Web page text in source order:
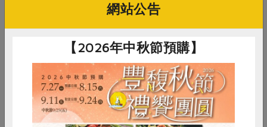
合作社思想與制度的宣揚者─台灣合作事業發
展基金會
台灣合作事業發展基金會為財團法人組織，於民國
七十六年八月十二日經當時主管機關（ 原臺灣省
合作事業管理處）核准，並向臺中地方法院登記後
設立。回首來時路，在合作界前輩之辛勤耕耘及合
作社場之支持下，已...
網站公告
【2026年中秋節預購】